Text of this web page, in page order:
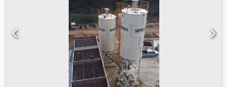
ton. Bultade silos Bultade silos föredras på grund av sin
kompakta transportform. De kan transporteras i
containrar, vilket minskar fraktkostnaden avsevärt. Tack
vare sin moduluppbyggnad kan Semix tillverka bultade
silos i storlekar från 100 till 2 000 ton. Semix erbjuder även
teknisk handledning för korrekt montering av bultad silo.
Semix har framgångsrikt installerat bultade silos i bland
annat Peru, Israel, Tyskland och Storbritannien.